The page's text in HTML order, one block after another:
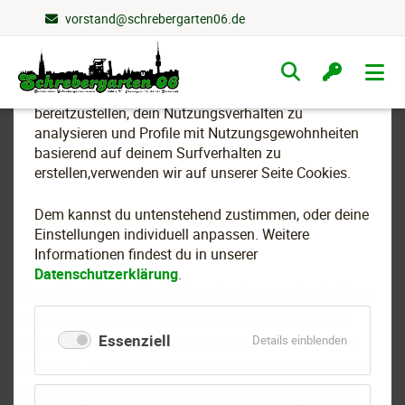
Wir nutzen Cookies
Um essenzielle Funktionen dieser Webseite
bereitzustellen, dein Nutzungsverhalten zu
analysieren und Profile mit Nutzungsgewohnheiten
basierend auf deinem Surfverhalten zu
erstellen,verwenden wir auf unserer Seite Cookies.
Dem kannst du untenstehend zustimmen, oder deine
Einstellungen individuell anpassen. Weitere
Informationen findest du in unserer
Datenschutzerklärung.
Essenziell Details einblendenfür
vorstand@schrebergarten06.de
Navigation
überspringen
Gemeinschaftsstunden am
19. Juli 2025
musste aus Sicherheitsgründen abgebaut werden. Im